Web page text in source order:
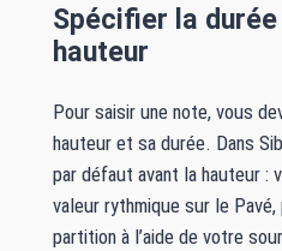
Spécifier la
hauteur
Pour saisir une note, vous
hauteur et sa durée. Dans
par défaut avant la hauteur :
valeur rythmique sur le
partition à l’aide de votre